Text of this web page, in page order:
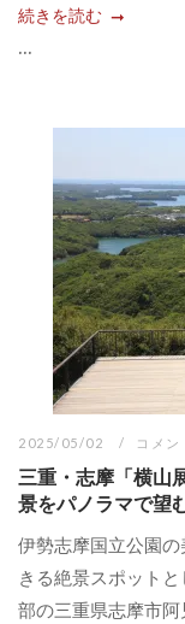
続きを読む
...
2025/05/02 コメン
三重・志摩「横山
景をパノラマで望
伊勢志摩国立公園
きる絶景スポット
部の三重県志摩市